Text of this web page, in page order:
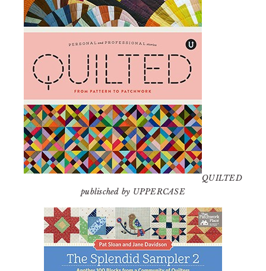
QUILTED
publisched by UPPERCASE